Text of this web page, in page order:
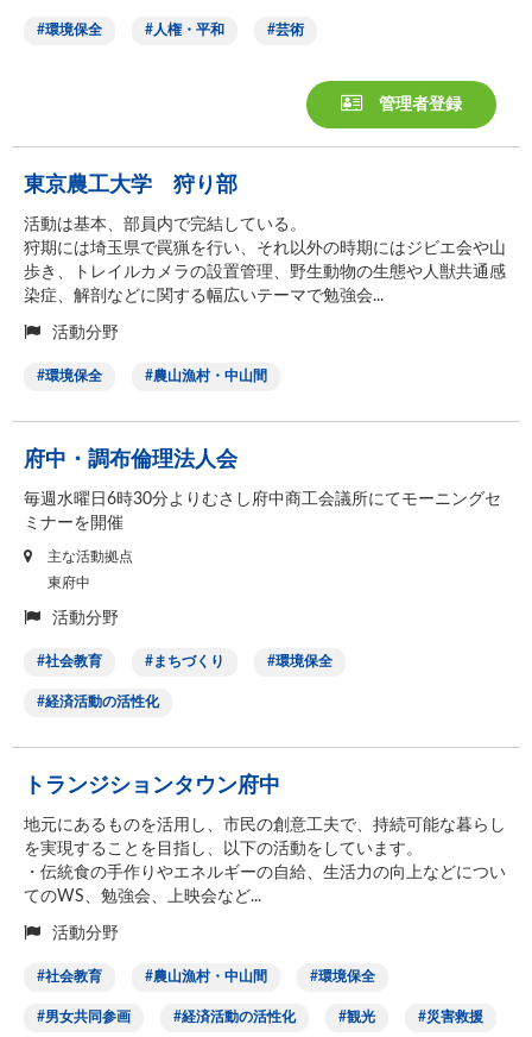
環境保全 人権・平和 芸術
管理者登録
東京農工大学 狩り部
活動は基本、部員内で完結している。
狩期には埼玉県で罠猟を行い、それ以外の時期にはジビエ会や山
歩き、トレイルカメラの設置管理、野生動物の生態や人獣共通感
染症、解剖などに関する幅広いテーマで勉強会...
活動分野
環境保全 農山漁村・中山間
府中・調布倫理法人会
毎週水曜日6時30分よりむさし府中商工会議所にてモーニングセ
ミナーを開催
主な活動拠点
東府中
活動分野
社会教育 まちづくり 環境保全
経済活動の活性化
トランジションタウン府中
地元にあるものを活用し、市民の創意工夫で、持続可能な暮らし
を実現することを目指し、以下の活動をしています。
・伝統食の手作りやエネルギーの自給、生活力の向上などについ
てのWS、勉強会、上映会など...
活動分野
社会教育 農山漁村・中山間 環境保全
男女共同参画 経済活動の活性化 観光 災害救援